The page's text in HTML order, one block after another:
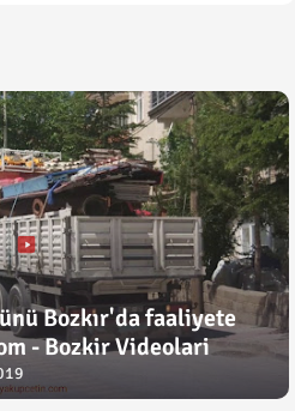
Bozkır'da faaliyete
- Bozkir Videolari